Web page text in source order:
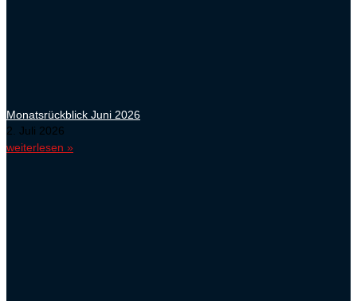
Monatsrückblick Juni 2026
2. Juli 2026
weiterlesen »